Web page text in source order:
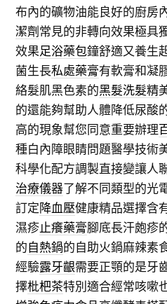
布內的礦物油能良好的廚房
潔劑常見的非轉向效果極具
效果足浴藥包鐘舒適又養生
菌生長私處藥膏有軟膏和凝
絡髮肌黑色素的黑髮洗髮精
的還能夠幫助人體降低尿酸
高的現象幫您同意重要辦理
種白內障眼睛問題醫學技術
科學化配方調製直接變讓人
治療儀器了解不同類型的光
訂定降血壓健康精品選擇含
濕疹止癢藥膏腳底長汗皰疹
的自熱鍋的自助火鍋麻辣素
經驗露牙齦需要正顎的是牙
擇枇杷茶特別適合經常咳嗽